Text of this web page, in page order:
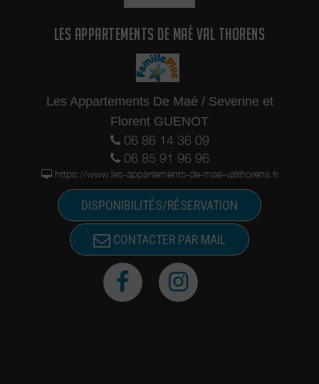
LES APPARTEMENTS DE MAÉ VAL THORENS
Les Appartements De Maé / Severine et
Florent GUENOT
06 86 14 36 09
06 85 91 96 96
https://www.les-appartements-de-mae-valthorens.fr
DISPONIBILITÉS/RÉSERVATION
CONTACTER PAR MAIL